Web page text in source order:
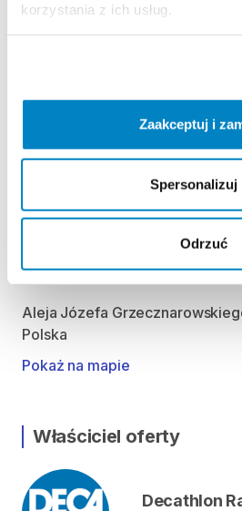
korzystania z ich usług.
Zaakceptuj i
Spersonalizuj
Odrzuć
Poniedziałek: 9:00 - 21:00
Wtorek: 9:00 - 21:00
Piątek: 9:00 - 21:00
Sobota: 9:00 - 21:00
Niedziela handlowa: 9:00 -
Możliwość odbioru i zwrotu
otwarcia sklepu.
Lokalizacja
Aleja Józefa
Polska
Pokaż na mapie
Właściciel oferty
Decathlon